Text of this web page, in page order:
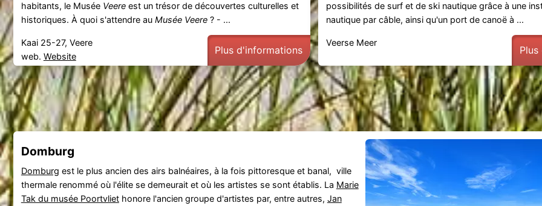
habitants, le Musée Veereest un trésor de découvertes culturelles et
historiques. À quoi s'attendre au Musée Veere? - ...
Kaai 25-27, Veere
web. Website Plus d'informations
possibilités de surf et de ski nautique grâce à une
nautique par câble, ainsi qu'un port de canoë à ...
Veerse Meer
Domburg
Domburg est le plus ancien des airs balnéaires, à la fois pittoresque et banal, ville
thermale renommé où l'élite se demeurait et où les artistes se sont établis. La Marie
Tak du musée Poortvliethonore l'ancien groupe d'artistes par, entre autres, Jan